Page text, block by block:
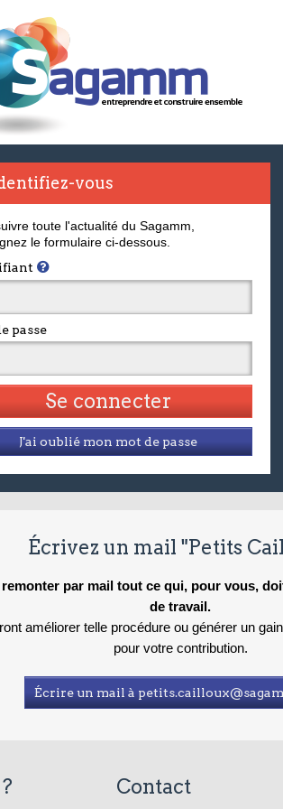
vous
toute l'actualité du Sagamm,
le formulaire ci-dessous.
passe
J'ai oublié mon mot de passe
Écrivez un mail "Petits
par mail tout ce qui, pour vous,
de travail.
améliorer telle procédure ou générer un
pour votre contribution.
Écrire un mail à
Contact